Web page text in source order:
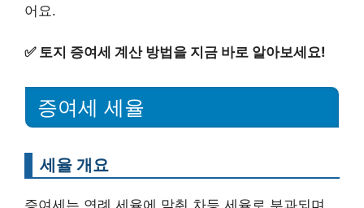
어요.
✅ 토지 증여세 계산 방법을 지금 바로 알아보세요!
증여세 세율
세율 개요
증여세는 연례 세율에 맞춰 차등 세율로 부과되며,